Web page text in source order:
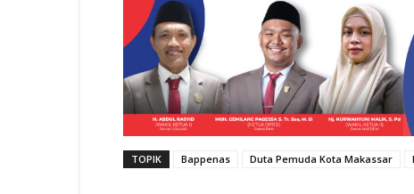
TOPIK Bappenas Duta Pemuda Kota Makassar